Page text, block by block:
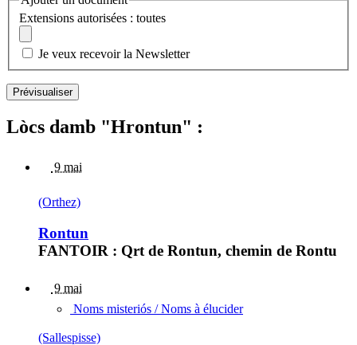
Extensions autorisées : toutes
Je veux recevoir la Newsletter
Lòcs damb "Hrontun" :
9 mai
(Orthez)
Rontun
FANTOIR : Qrt de Rontun, chemin de Rontu
9 mai
Noms misteriós / Noms à élucider
(Sallespisse)